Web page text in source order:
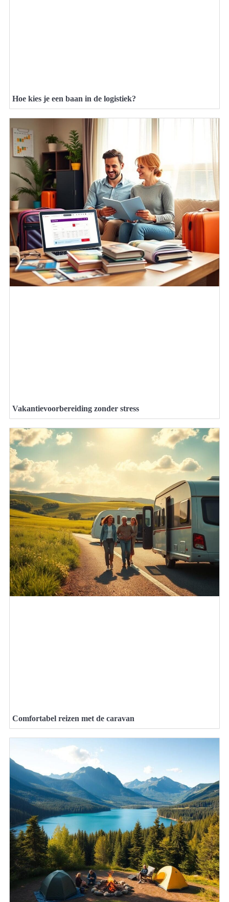
Hoe kies je een baan in de logistiek?
Vakantievoorbereiding zonder stress
Comfortabel reizen met de caravan